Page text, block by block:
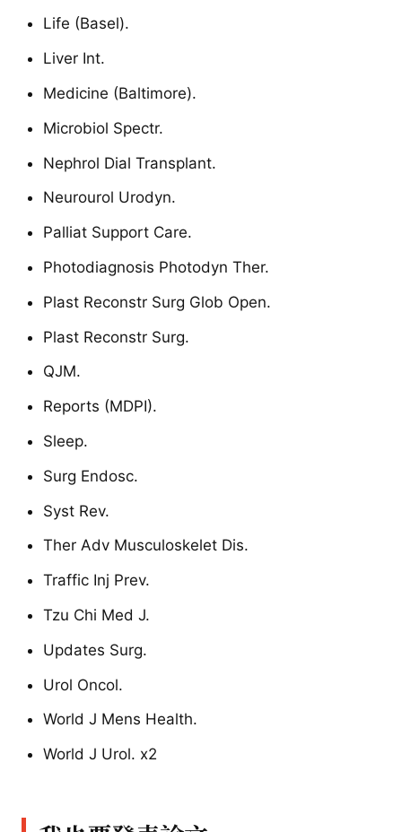
Life (Basel).
Liver Int.
Medicine (Baltimore).
Microbiol Spectr.
Nephrol Dial Transplant.
Neurourol Urodyn.
Palliat Support Care.
Photodiagnosis Photodyn Ther.
Plast Reconstr Surg Glob Open.
Plast Reconstr Surg.
QJM.
Reports (MDPI).
Sleep.
Surg Endosc.
Syst Rev.
Ther Adv Musculoskelet Dis.
Traffic Inj Prev.
Tzu Chi Med J.
Updates Surg.
Urol Oncol.
World J Mens Health.
World J Urol. x2